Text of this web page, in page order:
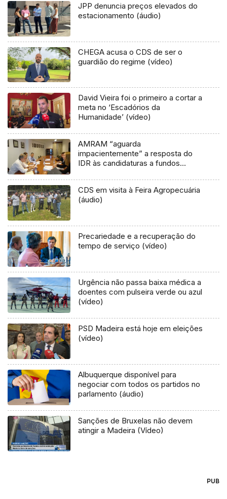
JPP denuncia preços elevados do
estacionamento (áudio)
CHEGA acusa o CDS de ser o
guardião do regime (vídeo)
David Vieira foi o primeiro a cortar a
meta no ‘Escadórios da
Humanidade’ (vídeo)
AMRAM “aguarda
impacientemente” a resposta do
IDR às candidaturas a fundos
CDS em visita à Feira Agropecuária
(áudio)
Precariedade e a recuperação do
tempo de serviço (vídeo)
Urgência não passa baixa médica a
doentes com pulseira verde ou azul
(vídeo)
PSD Madeira está hoje em eleições
(vídeo)
Albuquerque disponível para
negociar com todos os partidos no
parlamento (áudio)
Sanções de Bruxelas não devem
atingir a Madeira (Vídeo)
PUB